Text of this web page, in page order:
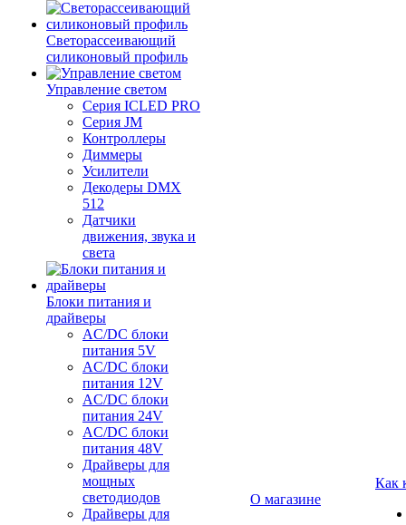
Светорассеивающий
силиконовый профиль
Управление светом
Серия ICLED PRO
Серия JM
Контроллеры
Диммеры
Усилители
Декодеры DMX
512
Датчики
движения, звука и
света
Блоки питания и
драйверы
AC/DC блоки
питания 5V
AC/DC блоки
питания 12V
AC/DC блоки
питания 24V
AC/DC блоки
питания 48V
Драйверы для
мощных
светодиодов
Драйверы для
О магазине
Как